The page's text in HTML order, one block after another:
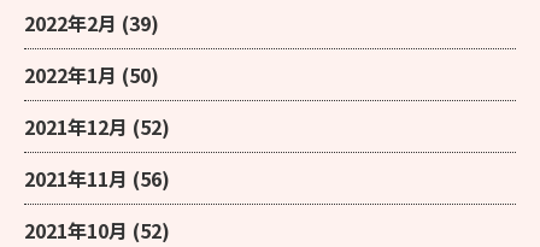
2022年2月 (39)
2022年1月 (50)
2021年12月 (52)
2021年11月 (56)
2021年10月 (52)